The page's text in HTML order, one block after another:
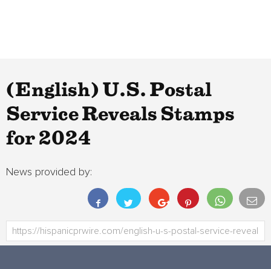
(English) U.S. Postal
Service Reveals Stamps
for 2024
News provided by: